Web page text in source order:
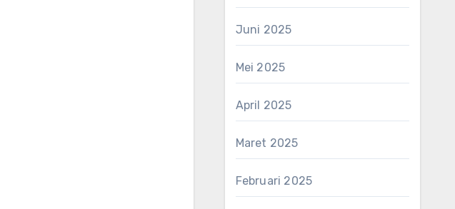
Juni 2025
Mei 2025
April 2025
Maret 2025
Februari 2025